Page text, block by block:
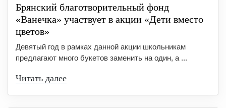
Брянский благотворительный фонд
«Ванечка» участвует в акции «Дети вместо
цветов»
Девятый год в рамках данной акции школьникам
предлагают много букетов заменить на один, а ...
Читать далее